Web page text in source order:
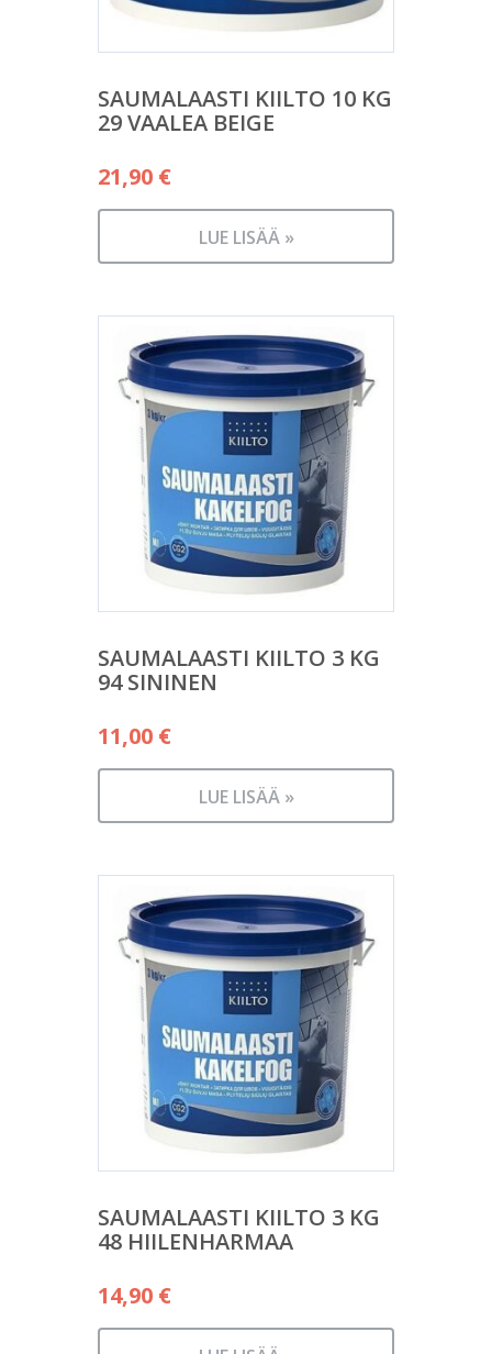
SAUMALAASTI KIILTO 10 KG
29 VAALEA BEIGE
21,90 €
LUE LISÄÄ »
SAUMALAASTI KIILTO 3 KG
94 SININEN
11,00 €
LUE LISÄÄ »
SAUMALAASTI KIILTO 3 KG
48 HIILENHARMAA
14,90 €